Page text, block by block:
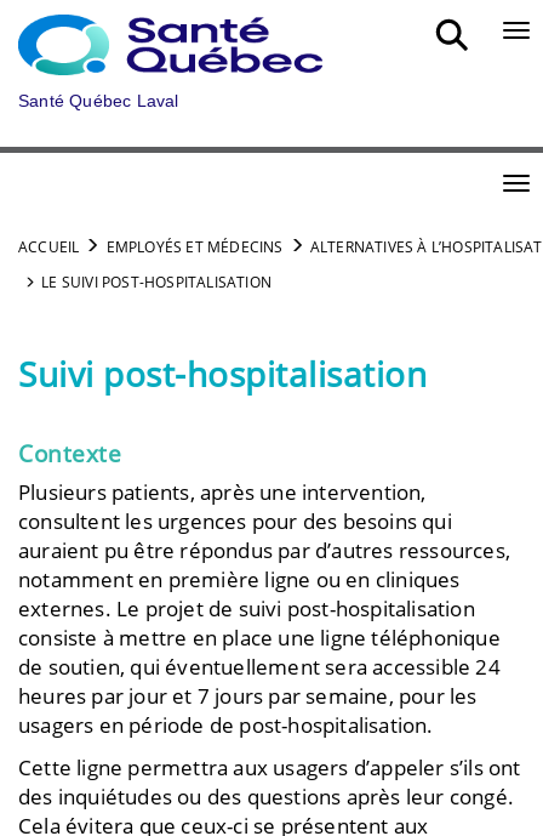
Aller au menu principal
Santé Québec Laval
ACCUEIL EMPLOYÉS ET MÉDECINS
ALTERNATIVES À
LE SUIVI POST-HOSPITALISATION
Suivi post-hospitalisation
Contexte
Plusieurs patients, après une intervention,
consultent les urgences pour des besoins qui
auraient pu être répondus par d’autres ressources,
notamment en première ligne ou en cliniques
externes. Le projet de suivi post-hospitalisation
consiste à mettre en place une ligne téléphonique
de soutien, qui éventuellement sera accessible 24
heures par jour et 7 jours par semaine, pour les
usagers en période de post-hospitalisation.
Cette ligne permettra aux usagers d’appeler s’ils ont
des inquiétudes ou des questions après leur congé.
Cela évitera que ceux-ci se présentent aux